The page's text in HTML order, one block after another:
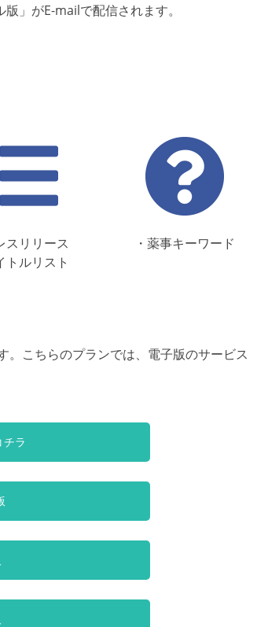
」がE-mailで配信されます。
スリリース
トルリスト
・薬事キーワード
。こちらのプランでは、電子版のサービス
ラ